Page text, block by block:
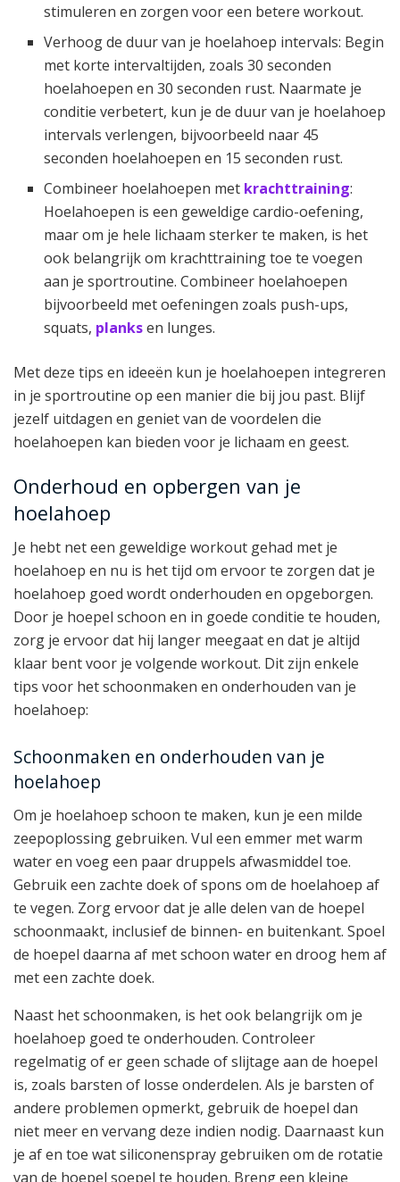
stimuleren en zorgen voor een betere workout.
Verhoog de duur van je hoelahoep intervals: Begin
met korte intervaltijden, zoals 30 seconden
hoelahoepen en 30 seconden rust. Naarmate je
conditie verbetert, kun je de duur van je hoelahoep
intervals verlengen, bijvoorbeeld naar 45
seconden hoelahoepen en 15 seconden rust.
Combineer hoelahoepen met krachttraining:
Hoelahoepen is een geweldige cardio-oefening,
maar om je hele lichaam sterker te maken, is het
ook belangrijk om krachttraining toe te voegen
aan je sportroutine. Combineer hoelahoepen
bijvoorbeeld met oefeningen zoals push-ups,
squats, planksen lunges.
Met deze tips en ideeën kun je hoelahoepen integreren
in je sportroutine op een manier die bij jou past. Blijf
jezelf uitdagen en geniet van de voordelen die
hoelahoepen kan bieden voor je lichaam en geest.
Onderhoud en opbergen van je
hoelahoep
Je hebt net een geweldige workout gehad met je
hoelahoep en nu is het tijd om ervoor te zorgen dat je
hoelahoep goed wordt onderhouden en opgeborgen.
Door je hoepel schoon en in goede conditie te houden,
zorg je ervoor dat hij langer meegaat en dat je altijd
klaar bent voor je volgende workout. Dit zijn enkele
tips voor het schoonmaken en onderhouden van je
hoelahoep:
Schoonmaken en onderhouden van je
hoelahoep
Om je hoelahoep schoon te maken, kun je een milde
zeepoplossing gebruiken. Vul een emmer met warm
water en voeg een paar druppels afwasmiddel toe.
Gebruik een zachte doek of spons om de hoelahoep af
te vegen. Zorg ervoor dat je alle delen van de hoepel
schoonmaakt, inclusief de binnen- en buitenkant. Spoel
de hoepel daarna af met schoon water en droog hem af
met een zachte doek.
Naast het schoonmaken, is het ook belangrijk om je
hoelahoep goed te onderhouden. Controleer
regelmatig of er geen schade of slijtage aan de hoepel
is, zoals barsten of losse onderdelen. Als je barsten of
andere problemen opmerkt, gebruik de hoepel dan
niet meer en vervang deze indien nodig. Daarnaast kun
je af en toe wat siliconenspray gebruiken om de rotatie
van de hoepel soepel te houden. Breng een kleine